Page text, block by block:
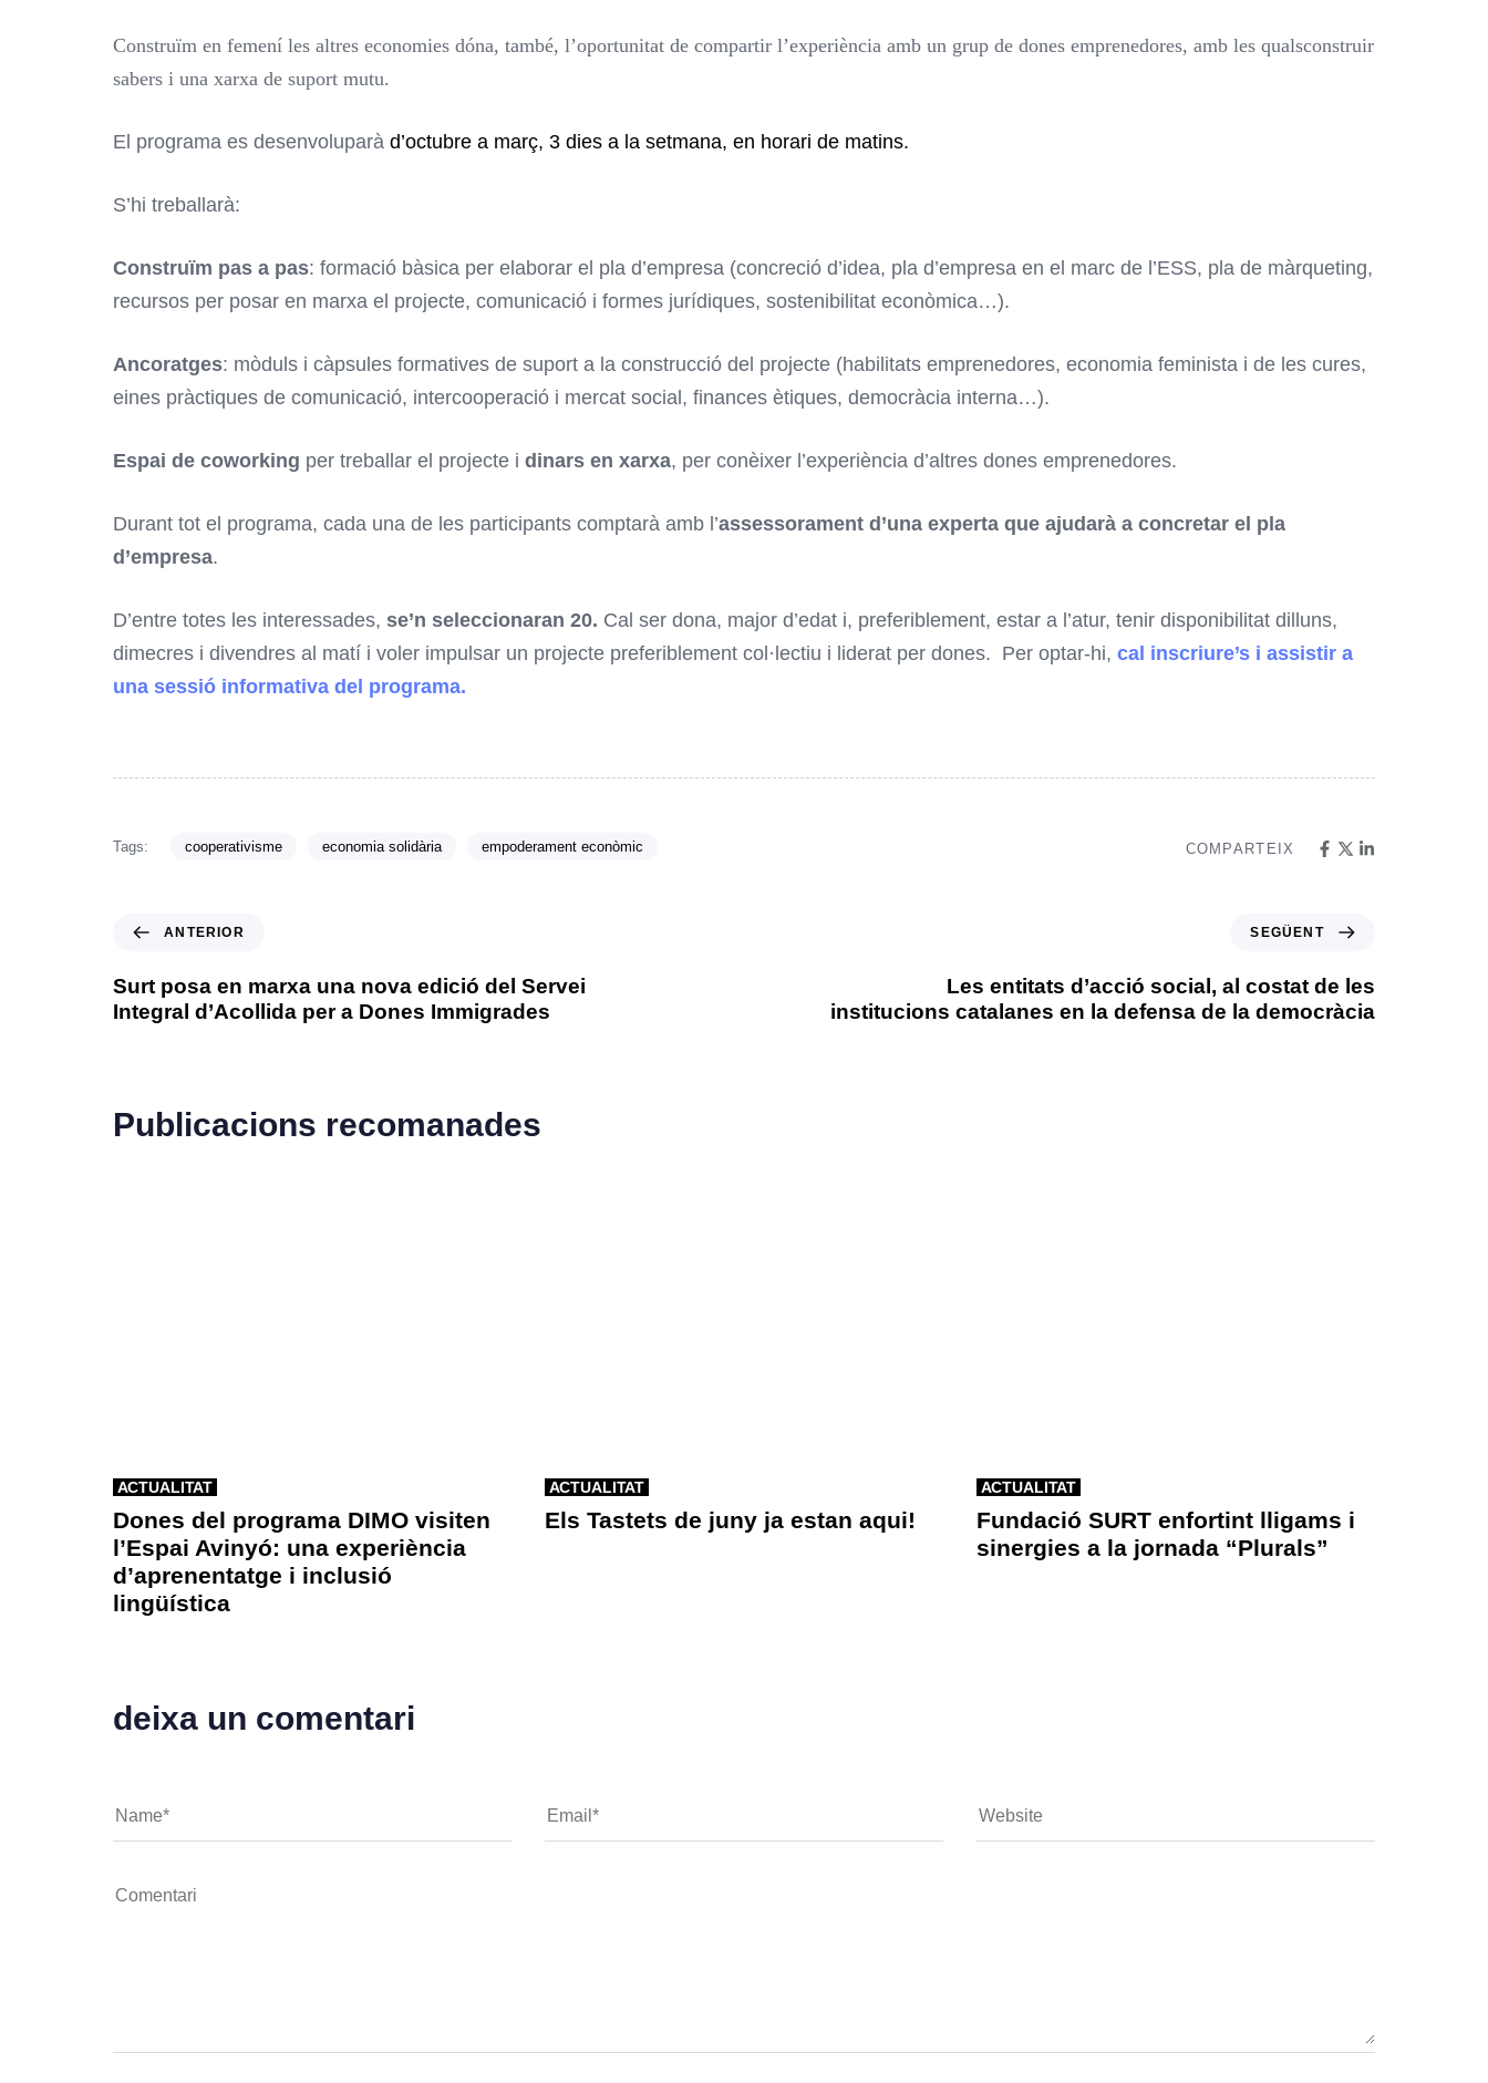
Construïm en femení les altres economies dóna, també, l’oportunitat de compartir l’experiència amb un grup de dones emprenedores, amb les qualsconstruir
sabers i una xarxa de suport mutu.
El programa es desenvoluparà d’octubre a març, 3 dies a la setmana, en horari de matins.
S’hi treballarà:
Construïm pas a pas: formació bàsica per elaborar el pla d’empresa (concreció d’idea, pla d’empresa en el marc de l’ESS, pla de màrqueting,
recursos per posar en marxa el projecte, comunicació i formes jurídiques, sostenibilitat econòmica…).
Ancoratges: mòduls i càpsules formatives de suport a la construcció del projecte (habilitats emprenedores, economia feminista i de les cures,
eines pràctiques de comunicació, intercooperació i mercat social, finances ètiques, democràcia interna…).
Espai de coworking per treballar el projecte i dinars en xarxa, per conèixer l’experiència d’altres dones emprenedores.
Durant tot el programa, cada una de les participants comptarà amb l’assessorament d’una experta que ajudarà a concretar el pla
d’empresa.
D’entre totes les interessades, se’n seleccionaran 20. Cal ser dona, major d’edat i, preferiblement, estar a l’atur, tenir disponibilitat dilluns,
dimecres i divendres al matí i voler impulsar un projecte preferiblement col·lectiu i liderat per dones. Per optar-hi, cal inscriure’s i assistir a
una sessió informativa del programa.
Tags: cooperativisme economia solidària empoderament econòmic COMPARTEIX
ANTERIOR
Surt posa en marxa una nova edició del Servei
Integral d’Acollida per a Dones Immigrades
SEGÜENT
Les entitats d’acció social, al costat de les
institucions catalanes en la defensa de la democràcia
Publicacions recomanades
ACTUALITAT
Dones del programa DIMO visiten
l’Espai Avinyó: una experiència
d’aprenentatge i inclusió
lingüística
ACTUALITAT
Els Tastets de juny ja estan aqui!
ACTUALITAT
Fundació SURT enfortint lligams i
sinergies a la jornada “Plurals”
deixa un comentari